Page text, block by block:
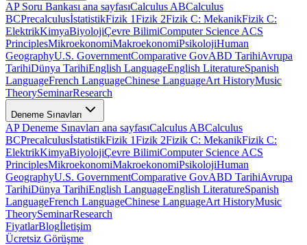
AP Soru Bankası ana sayfasıCalculus ABCalculus
BCPrecalculusİstatistikFizik 1Fizik 2Fizik C: MekanikFizik C:
ElektrikKimyaBiyolojiÇevre BilimiComputer Science ACS
PrinciplesMikroekonomiMakroekonomiPsikolojiHuman
GeographyU.S. GovernmentComparative GovABD TarihiAvrupa
TarihiDünya TarihiEnglish LanguageEnglish LiteratureSpanish
LanguageFrench LanguageChinese LanguageArt HistoryMusic
TheorySeminarResearch
Deneme Sınavları
AP Deneme Sınavları ana sayfasıCalculus ABCalculus
BCPrecalculusİstatistikFizik 1Fizik 2Fizik C: MekanikFizik C:
ElektrikKimyaBiyolojiÇevre BilimiComputer Science ACS
PrinciplesMikroekonomiMakroekonomiPsikolojiHuman
GeographyU.S. GovernmentComparative GovABD TarihiAvrupa
TarihiDünya TarihiEnglish LanguageEnglish LiteratureSpanish
LanguageFrench LanguageChinese LanguageArt HistoryMusic
TheorySeminarResearch
FiyatlarBlogİletişim
Ücretsiz Görüşme